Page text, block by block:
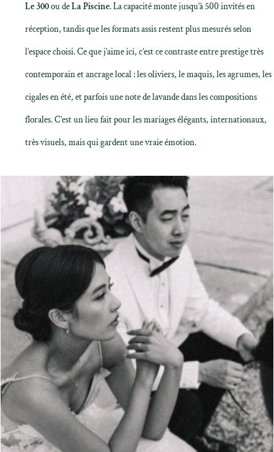
Le 300ou deLa Piscine. La capacité monte jusqu’à 500 invités en
réception, tandis que les formats assis restent plus mesurés selon
l’espace choisi. Ce que j’aime ici, c’est ce contraste entre prestige très
contemporain et ancrage local : les oliviers, le maquis, les agrumes, les
cigales en été, et parfois une note de lavande dans les compositions
florales. C’est un lieu fait pour les mariages élégants, internationaux,
très visuels, mais qui gardent une vraie émotion.